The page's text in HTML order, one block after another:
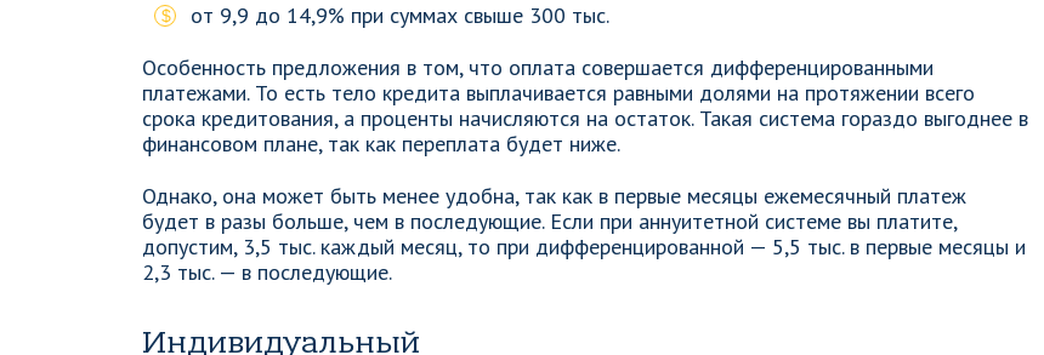
от 9,9 до 14,9% при суммах свыше 300 тыс.
Особенность предложения в том, что оплата совершается дифференцированными
платежами. То есть тело кредита выплачивается равными долями на протяжении всего
срока кредитования, а проценты начисляются на остаток. Такая система гораздо выгоднее в
финансовом плане, так как переплата будет ниже.
Однако, она может быть менее удобна, так как в первые месяцы ежемесячный платеж
будет в разы больше, чем в последующие. Если при аннуитетной системе вы платите,
допустим, 3,5 тыс. каждый месяц, то при дифференцированной — 5,5 тыс. в первые месяцы и
2,3 тыс. — в последующие.
Индивидуальный